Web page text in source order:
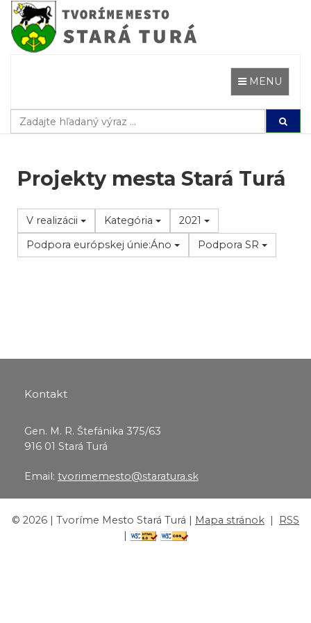
Prejsť
obsahu
Toggle
MENU
Projekty mesta Stará Turá
V realizácii Kategória
2021
Podpora európskej únie:Áno
Podpora SR
Kontakt
Gen. M. R. Štefánika 375/63
916 01 Stará Turá
Email: tvorimemesto@staratura.sk
© 2026 | Tvoríme Mesto Stará Turá | Mapa stránok |
RSS
|